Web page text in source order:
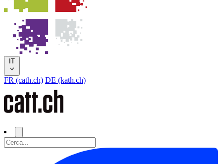
IT
FR (cath.ch) DE (kath.ch)